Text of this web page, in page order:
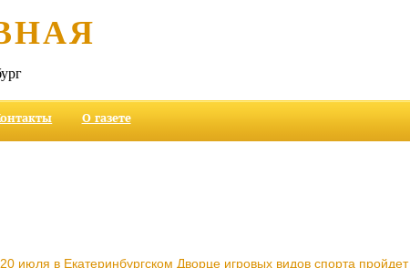
О газете
июля в Екатеринбургском Дворце игровых видов спорта пройдет